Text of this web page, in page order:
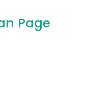
Page